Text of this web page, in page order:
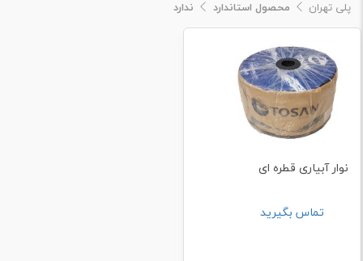
پلی تهران محصول استاندارد ندارد
نوار آبیاری قطره ای
تماس بگیرید